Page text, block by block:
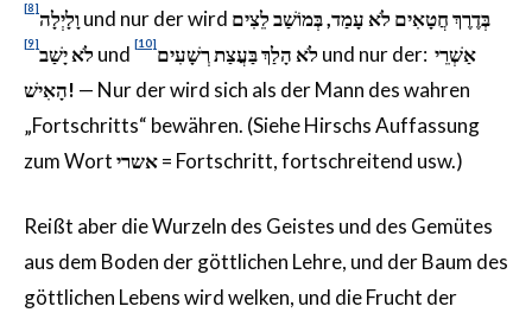
וָלָיְלָה[8] und nur der wird בְּדֶרֶךְ חֲטָאִים לֹא עָמַד, בְּמוֹשַׁב לֵצִים
לֹא יָשַׁב[9] und לֹא הָלַךְ בַּעֲצַת רְשָׁעִים[10] und nur der: אַשְׁרֵי
הָאִישׁ! — Nur der wird sich als der Mann des wahren
„Fortschritts“ bewähren. (Siehe Hirschs Auffassung
zum Wortאשרי= Fortschritt, fortschreitend usw.)
Reißt aber die Wurzeln des Geistes und des Gemütes
aus dem Boden der göttlichen Lehre, und der Baum des
göttlichen Lebens wird welken, und die Frucht der